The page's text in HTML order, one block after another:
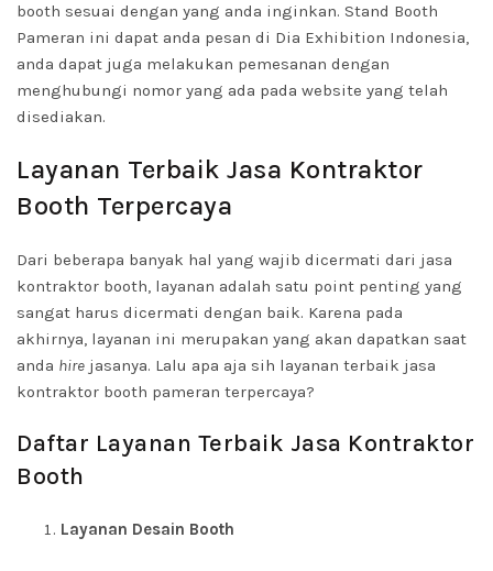
booth sesuai dengan yang anda inginkan. Stand Booth
Pameran ini dapat anda pesan di Dia Exhibition Indonesia,
anda dapat juga melakukan pemesanan dengan
menghubungi nomor yang ada pada website yang telah
disediakan.
Layanan Terbaik Jasa Kontraktor
Booth Terpercaya
Dari beberapa banyak hal yang wajib dicermati dari jasa
kontraktor booth, layanan adalah satu point penting yang
sangat harus dicermati dengan baik. Karena pada
akhirnya, layanan ini merupakan yang akan dapatkan saat
anda hire jasanya. Lalu apa aja sih layanan terbaik jasa
kontraktor booth pameran terpercaya?
Daftar Layanan Terbaik Jasa Kontraktor
Booth
Layanan Desain Booth